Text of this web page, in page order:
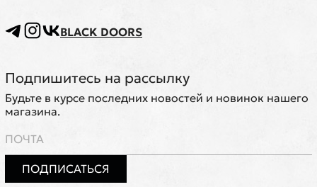
BLACK DOORS
Подпишитесь на рассылку
Будьте в курсе последних новостей и новинок нашего
магазина.
ПОДПИСАТЬСЯ